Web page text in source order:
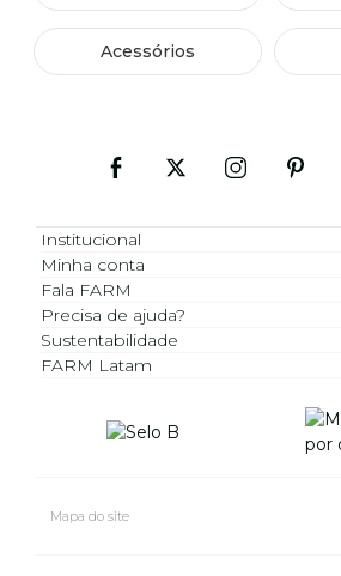
Acessórios
Institucional
Minha conta
Fala FARM
Precisa de ajuda?
Sustentabilidade
FARM Latam
Mapa do site